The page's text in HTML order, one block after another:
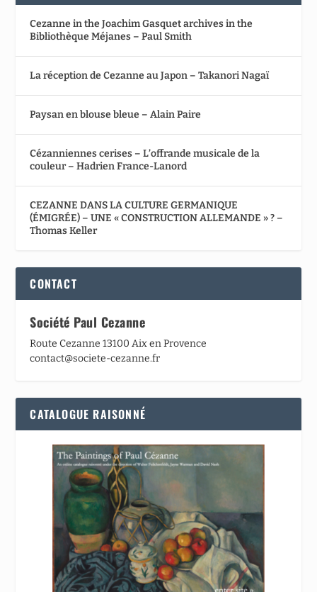
Cezanne in the Joachim Gasquet archives in the
Bibliothèque Méjanes – Paul Smith
La réception de Cezanne au Japon – Takanori Nagaï
Paysan en blouse bleue – Alain Paire
Cézanniennes cerises – L’offrande musicale de la
couleur – Hadrien France-Lanord
CEZANNE DANS LA CULTURE GERMANIQUE
(ÉMIGRÉE) – UNE « CONSTRUCTION ALLEMANDE » ? –
Thomas Keller
CONTACT
Société Paul Cezanne
Route Cezanne 13100 Aix en Provence
contact@societe-cezanne.fr
CATALOGUE RAISONNÉ